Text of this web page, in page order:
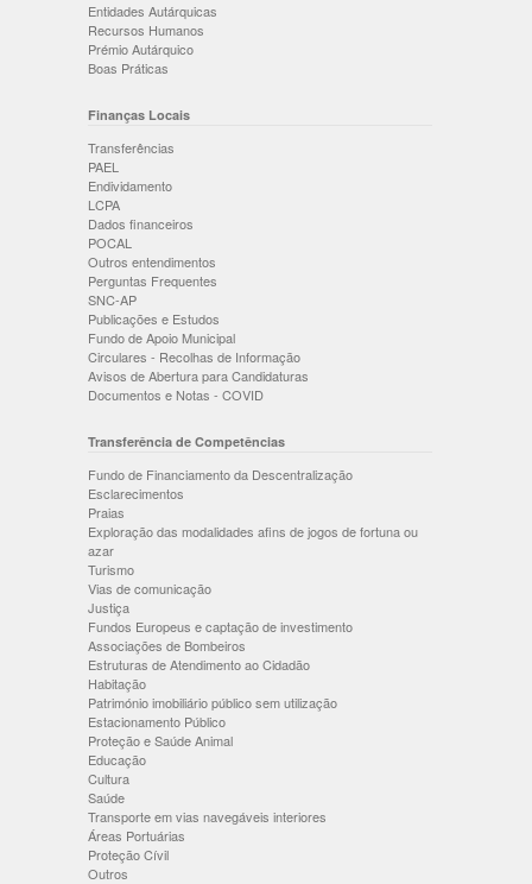
Entidades Autárquicas
Recursos Humanos
Prémio Autárquico
Boas Práticas
Finanças Locais
Transferências
PAEL
Endividamento
LCPA
Dados financeiros
POCAL
Outros entendimentos
Perguntas Frequentes
SNC-AP
Publicações e Estudos
Fundo de Apoio Municipal
Circulares - Recolhas de Informação
Avisos de Abertura para Candidaturas
Documentos e Notas - COVID
Transferência de Competências
Fundo de Financiamento da Descentralização
Esclarecimentos
Praias
Exploração das modalidades afins de jogos de fortuna ou
azar
Turismo
Vias de comunicação
Justiça
Fundos Europeus e captação de investimento
Associações de Bombeiros
Estruturas de Atendimento ao Cidadão
Habitação
Património imobiliário público sem utilização
Estacionamento Público
Proteção e Saúde Animal
Educação
Cultura
Saúde
Transporte em vias navegáveis interiores
Áreas Portuárias
Proteção Cívil
Outros